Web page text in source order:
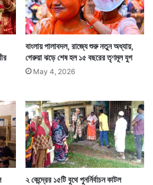
বাংলায় পালাবদল, রাজ্যে শুরু নতুন অধ্যায়,
গেরুয়া ঝড়ে শেষ হল ১৫ বছরের তৃণমূল যুগ
May 4, 2026
২ কেন্দ্রের ১৫টি বুথে পুনর্নির্বাচন কাটল